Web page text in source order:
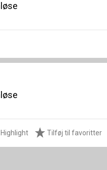
Highlight Tilføj til favoritter